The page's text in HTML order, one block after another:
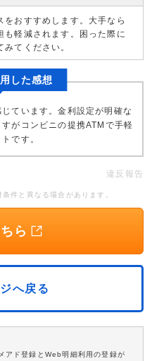
おすすめします。大手なら
も軽減されます。困った際に
てください。
した感想
ています。金利設定が明確な
がコンビニの提携ATMで手軽
です。
違反報告
件と異なる場合があります。
ら
へ戻る
アド登録とWeb明細利用の登録が